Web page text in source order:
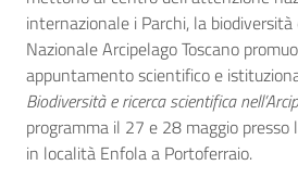
internazionale i Parchi, la biodiversità
Nazionale Arcipelago Toscano
appuntamento scientifico e
Biodiversità e ricerca scientifica
programma il 27 e 28 maggio presso
in località Enfola a Portoferraio.